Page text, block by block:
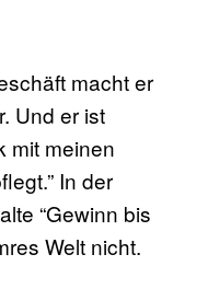
macht er
Und er ist
mit meinen
In der
“Gewinn bis
Welt nicht.